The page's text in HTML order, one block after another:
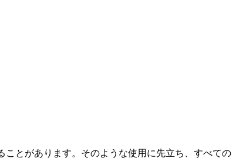
とがあります。そのような使用に先立ち、すべての